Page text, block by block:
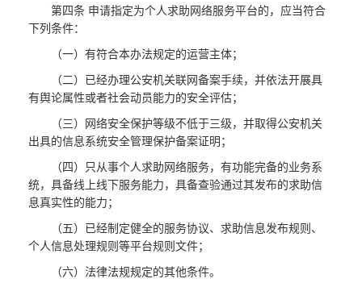
第四条 申请指定为个人求助网络服务平台的，应当符合
下列条件：
（一）有符合本办法规定的运营主体；
（二）已经办理公安机关联网备案手续，并依法开展具
有舆论属性或者社会动员能力的安全评估；
（三）网络安全保护等级不低于三级，并取得公安机关
出具的信息系统安全管理保护备案证明；
（四）只从事个人求助网络服务，有功能完备的业务系
统，具备线上线下服务能力，具备查验通过其发布的求助信
息真实性的能力；
（五）已经制定健全的服务协议、求助信息发布规则、
个人信息处理规则等平台规则文件；
（六）法律法规规定的其他条件。